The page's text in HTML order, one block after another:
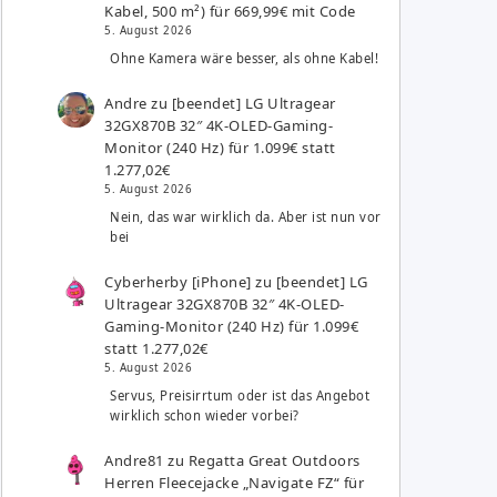
Kabel, 500 m²) für 669,99€ mit Code
5. August 2026
Ohne Kamera wäre besser, als ohne Kabel!
Andre zu [beendet] LG Ultragear
32GX870B 32″ 4K-OLED-Gaming-
Monitor (240 Hz) für 1.099€ statt
1.277,02€
5. August 2026
Nein, das war wirklich da. Aber ist nun vor
bei
Cyberherby [iPhone] zu [beendet] LG
Ultragear 32GX870B 32″ 4K-OLED-
Gaming-Monitor (240 Hz) für 1.099€
statt 1.277,02€
5. August 2026
Servus, Preisirrtum oder ist das Angebot
wirklich schon wieder vorbei?
Andre81 zu Regatta Great Outdoors
Herren Fleecejacke „Navigate FZ“ für